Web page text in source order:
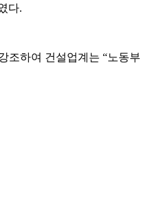
다.
조하여 건설업계는 “노동부